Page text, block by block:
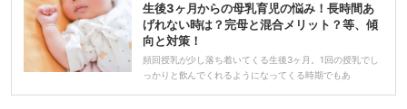
生後3ヶ月からの母乳育児の悩み！長時間あ
げれない時は？完母と混合メリット？等、傾
向と対策！
頻回授乳が少し落ち着いてくる生後3ヶ月。1回の授乳でし
っかりと飲んでくれるようになってくる時期でもあ